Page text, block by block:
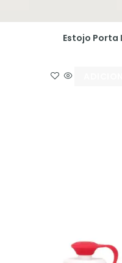
Estojo Porta